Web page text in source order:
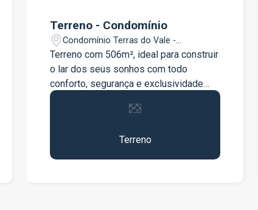
Terreno - Condomínio
Condomínio Terras do Vale -
Caçapava/SP
Terreno com 506m², ideal para construir
o lar dos seus sonhos com todo
conforto, segurança e exclusividade
que você merece. ? Localizado em
condomínio fechado, infraestrutura
paisagismo e áreas de lazer. ? Pronto
para construir, com matrícula
Terreno